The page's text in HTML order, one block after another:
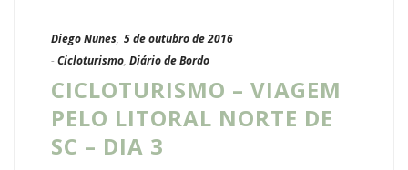
Diego Nunes, 5 de outubro de 2016
- Cicloturismo, Diário de Bordo
CICLOTURISMO – VIAGEM
PELO LITORAL NORTE DE
SC – DIA 3